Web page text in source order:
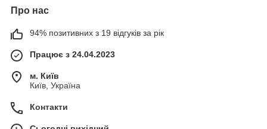
Про нас
94% позитивних з 19 відгуків за рік
Працює з 24.04.2023
м. Київ
Київ, Україна
Контакти